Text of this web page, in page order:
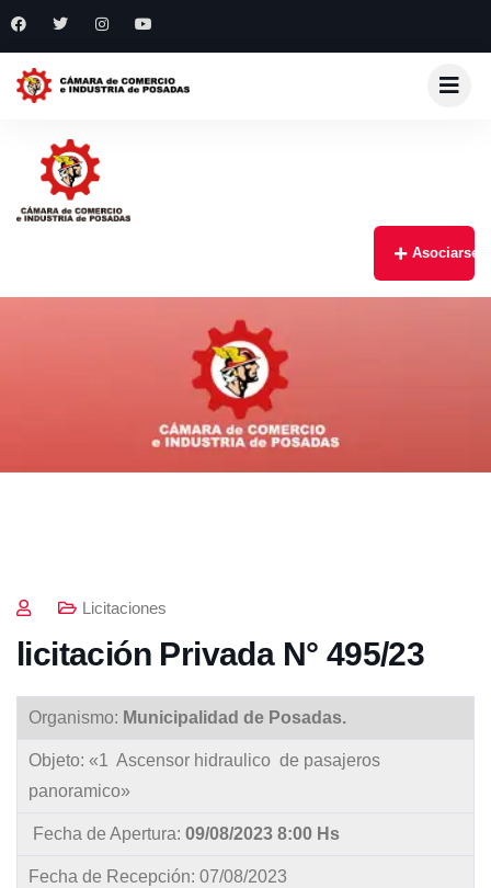
Asociarse
Licitaciones
licitación Privada N° 495/23
Organismo: Municipalidad de Posadas.
Objeto: «1 Ascensor hidraulico de pasajeros
panoramico»
Fecha de Apertura: 09/08/2023 8:00 Hs
Fecha de Recepción: 07/08/2023